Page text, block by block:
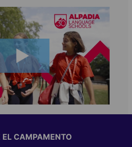
EL CAMPAMENTO